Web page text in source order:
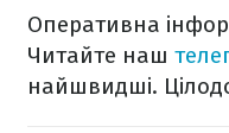
Оперативна
Читайте наш
найшвидші.